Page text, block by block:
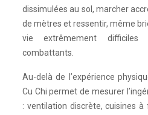
dissimulées au sol, marcher
de mètres et ressentir, même
vie extrêmement difficiles
combattants.
Au-delà de l’expérience
Cu Chi permet de mesurer
: ventilation discrète, cuisines